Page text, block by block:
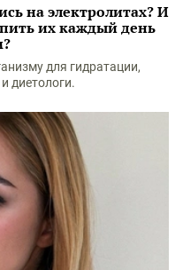
на электролитах? И
их каждый день
для гидратации,
диетологи.